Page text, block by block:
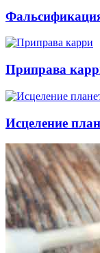
Приправа
Исцеление